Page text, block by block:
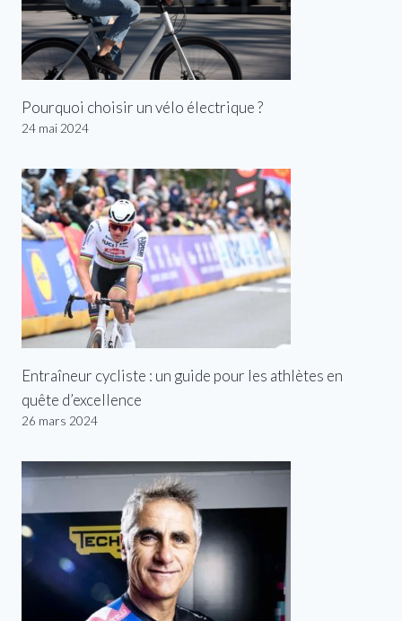
Pourquoi choisir un vélo électrique ?
24 mai 2024
Entraîneur cycliste : un guide pour les athlètes en
quête d’excellence
26 mars 2024